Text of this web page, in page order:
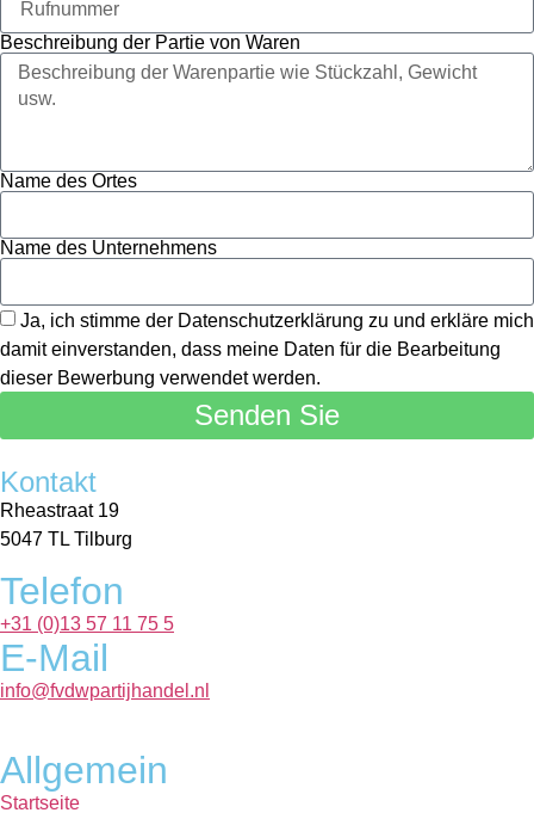
Beschreibung der Partie von Waren
Name des Ortes
Name des Unternehmens
Ja, ich stimme der Datenschutzerklärung zu und erkläre mich
damit einverstanden, dass meine Daten für die Bearbeitung
dieser Bewerbung verwendet werden.
Senden Sie
Kontakt
Rheastraat 19
5047 TL Tilburg
Telefon
+31 (0)13 57 11 75 5
E-Mail
info@fvdwpartijhandel.nl
Allgemein
Startseite